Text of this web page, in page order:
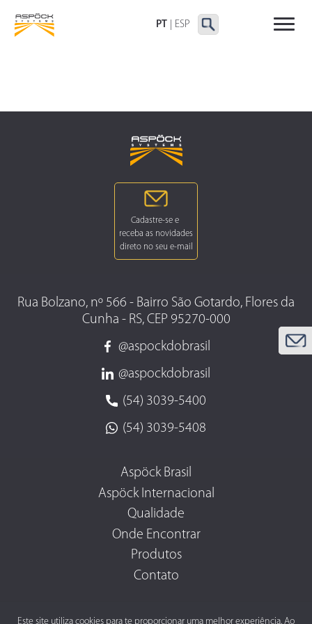
PT ESP
DELIMITADORAS E
LATERAIS
Este site utiliza cookies para te proporcionar uma melhor experiência. Ao
Rua Bolzano, nº 566 - Bairro São Gotardo, Flores da
Cunha - RS, CEP 95270-000
@aspockdobrasil
@aspockdobrasil
(54) 3039-5400
(54) 3039-5408
Aspöck Brasil
Aspöck Internacional
Qualidade
Onde Encontrar
Produtos
Contato